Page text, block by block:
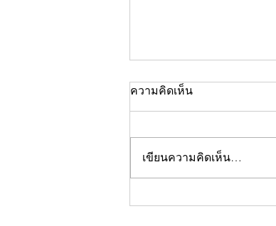
คอลัมน์"จับชีพจรวงการ
ความคิดเห็น
เขียนความคิดเห็น…